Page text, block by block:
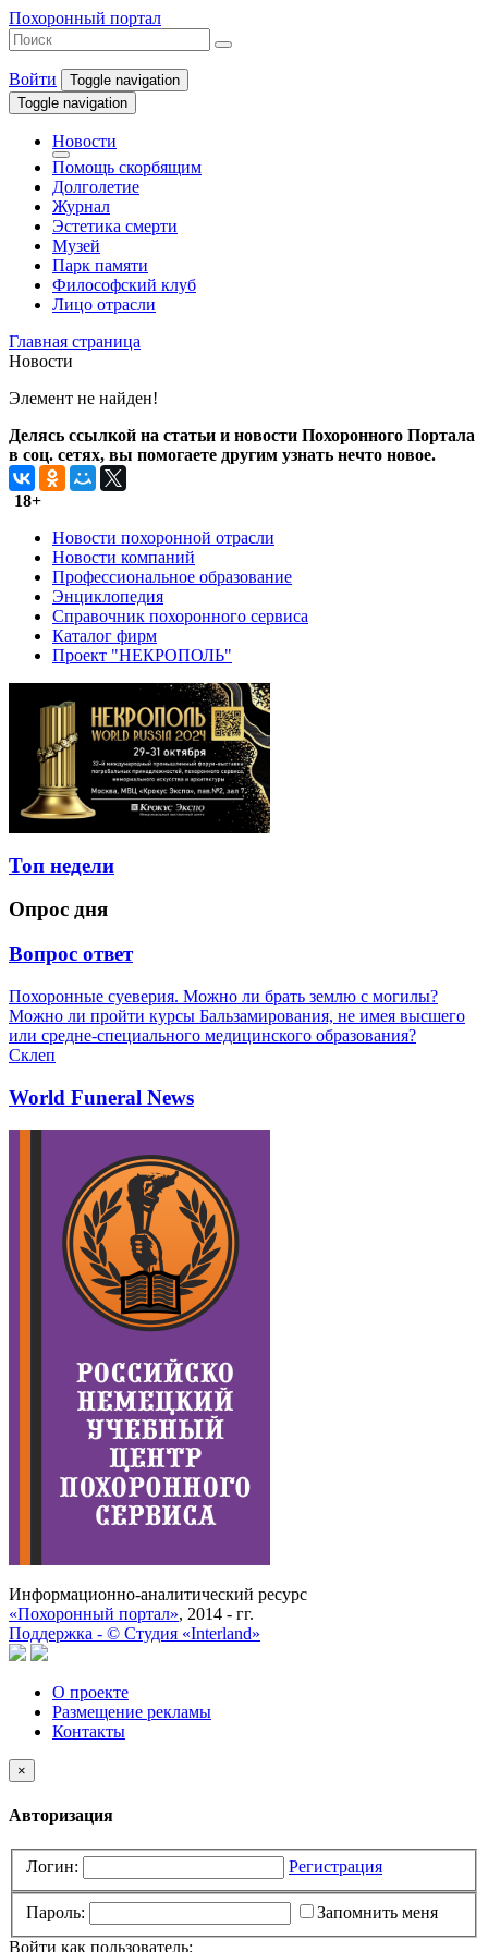
Похоронный портал
Войти
Toggle navigation
Toggle navigation
Новости
Помощь скорбящим
Долголетие
Журнал
Эстетика смерти
Музей
Парк памяти
Философский клуб
Лицо отрасли
Главная страница
Новости
Элемент не найден!
Делясь ссылкой на статьи и новости Похоронного Портала
в соц. сетях, вы помогаете другим узнать нечто новое.
18+
Новости похоронной отрасли
Новости компаний
Профессиональное образование
Энциклопедия
Справочник похоронного сервиса
Каталог фирм
Проект "НЕКРОПОЛЬ"
Топ недели
Опрос дня
Вопрос ответ
Похоронные суеверия. Можно ли брать землю с могилы?
Можно ли пройти курсы Бальзамирования, не имея высшего
или средне-специального медицинского образования?
Склеп
World Funeral News
Информационно-аналитический ресурс
«Похоронный портал», 2014 - гг.
Поддержка - © Cтудия «Interland»
О проекте
Размещение рекламы
Контакты
×
Авторизация
Логин: Регистрация
Пароль:
Запомнить меня
Войти как пользователь: